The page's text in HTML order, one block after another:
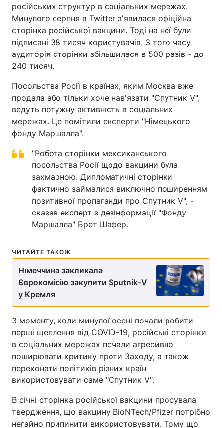
російських структур в соціальних мережах.
Минулого серпня в Twitter з'явилася офіційна
сторінка російської вакцини. Тоді на неї були
підписані 38 тисяч користувачів. З того часу
аудиторія сторінки збільшилася в 500 разів - до
240 тисяч.
Посольства Росії в країнах, яким Москва вже
продала або тільки хоче нав'язати "Спутник V",
ведуть потужну активність в соціальних
мережах. Це помітили експерти "Німецького
фонду Маршалла".
"Робота сторінки мексиканського
посольства Росії щодо вакцини була
захмарною. Дипломатичні сторінки
фактично займалися виключно поширенням
позитивної пропаганди про Спутник V", -
сказав експерт з дезінформації "Фонду
Маршалла" Брет Шафер.
ЧИТАЙТЕ ТАКОЖ
Німеччина закликала
Єврокомісію закупити Sputnik-V
у Кремля
З моменту, коли минулої осені почали робити
перші щеплення від COVID-19, російські сторінки
в соціальних мережах почали агресивно
поширювати критику проти Заходу, а також
переконати політиків різних країн
використовувати саме "Спутник V".
В січні сторінка російської вакцини просувала
твердження, що вакцину BioNTech/Pfizer потрібно
негайно припинити використовувати. Тому що